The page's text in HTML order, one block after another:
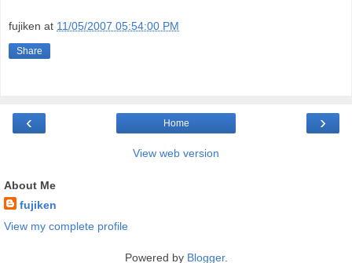
fujiken at 11/05/2007 05:54:00 PM
Share
‹ ›
Home
View web version
About Me
fujiken
View my complete profile
Powered by Blogger.